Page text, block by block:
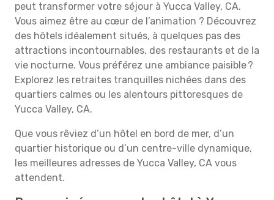
peut transformer votre séjour à Yucca Valley, CA.
Vous aimez être au cœur de l’animation ? Découvrez
des hôtels idéalement situés, à quelques pas des
attractions incontournables, des restaurants et de la
vie nocturne. Vous préférez une ambiance paisible ?
Explorez les retraites tranquilles nichées dans des
quartiers calmes ou les alentours pittoresques de
Yucca Valley, CA.
Que vous rêviez d’un hôtel en bord de mer, d’un
quartier historique ou d’un centre-ville dynamique,
les meilleures adresses de Yucca Valley, CA vous
attendent.